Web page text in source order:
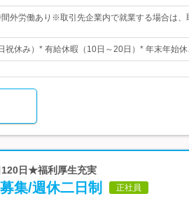
外労働あり※取引先企業内で就業する場合は、
休み）* 有給休暇（10日～20日）* 年末年始
日★福利厚生充実
集/週休二日制 正社員